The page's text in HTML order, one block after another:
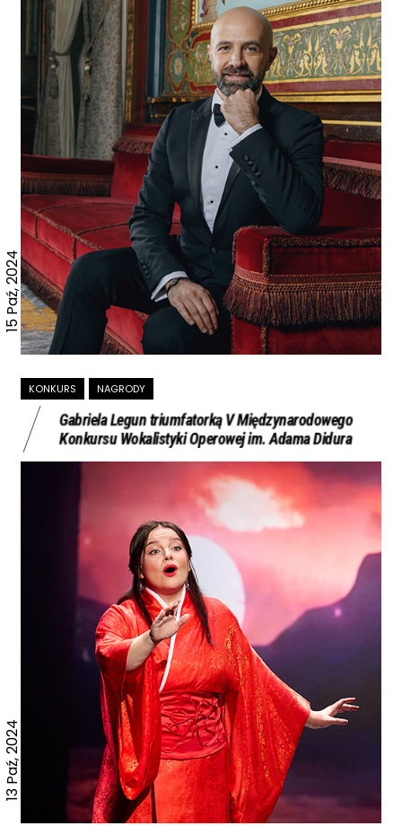
15 Paź, 2024
KONKURS NAGRODY
Gabriela Legun triumfatorką V Międzynarodowego
Konkursu Wokalistyki Operowej im. Adama Didura
13 Paź, 2024